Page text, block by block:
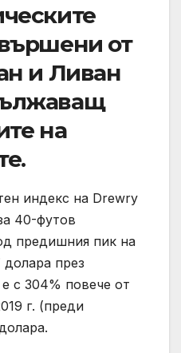
от
и Ливан
на
индекс на Drewry
40-футов
предишния пик на
през
с 304% повече от
г. (преди